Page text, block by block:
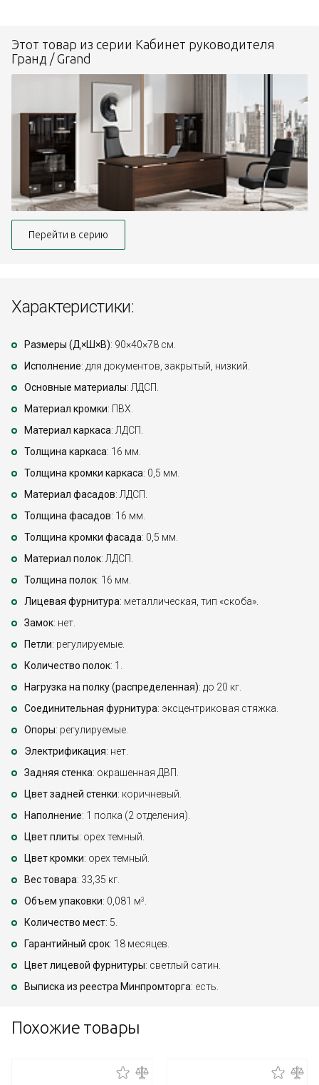
Этот товар из серии Кабинет руководителя
Гранд / Grand
Перейти в серию
Характеристики:
Размеры (Д×Ш×В): 90×40×78 см.
Исполнение: для документов, закрытый, низкий.
Основные материалы: ЛДСП.
Материал кромки: ПВХ.
Материал каркаса: ЛДСП.
Толщина каркаса: 16 мм.
Толщина кромки каркаса: 0,5 мм.
Материал фасадов: ЛДСП.
Толщина фасадов: 16 мм.
Толщина кромки фасада: 0,5 мм.
Материал полок: ЛДСП.
Толщина полок: 16 мм.
Лицевая фурнитура: металлическая, тип «скоба».
Замок: нет.
Петли: регулируемые.
Количество полок: 1.
Нагрузка на полку (распределенная): до 20 кг.
Соединительная фурнитура: эксцентриковая стяжка.
Опоры: регулируемые.
Электрификация: нет.
Задняя стенка: окрашенная ДВП.
Цвет задней стенки: коричневый.
Наполнение: 1 полка (2 отделения).
Цвет плиты: орех темный.
Цвет кромки: орех темный.
Вес товара: 33,35 кг.
Объем упаковки: 0,081 м3 .
Количество мест: 5.
Гарантийный срок: 18 месяцев.
Цвет лицевой фурнитуры: светлый сатин.
Выписка из реестра Минпромторга: есть.
Похожие товары